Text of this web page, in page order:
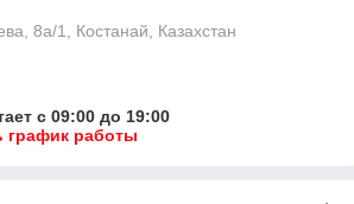
8а/1, Костанай, Казахстан
с 09:00 до 19:00
график работы